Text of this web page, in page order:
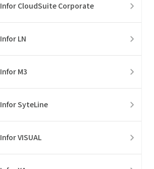
Infor CloudSuite Corporate
Infor LN
Infor M3
Infor SyteLine
Infor VISUAL